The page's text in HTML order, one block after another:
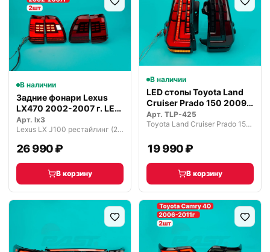
В наличии
Задние фонари Lexus
LX470 2002-2007 г. LED
Тюнинг
Арт. lx3
Lexus LX J100 рестайлинг (2002—2007)
26 990 ₽
В корзину
В наличии
LED стопы Toyota Land
Cruiser Prado 150 2009–
2023
Арт. TLP-425
Toyota Land Cruiser Prado 150 рестайлинг (2013—2017)
19 990 ₽
В корзину